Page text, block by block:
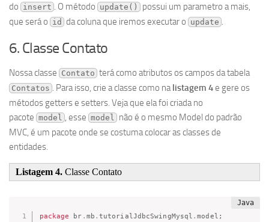
do insert . O método update()
possui um parametro a mais,
que será o id da coluna que iremos executar o update
6. Classe Contato
Nossa classe Contato terá como atributos os campos da tabela
Contatos . Para isso, crie a classe como na listagem 4e gere os
métodos getters e setters. Veja que ela foi criada no
pacote model , esse model
não é o mesmo Model do padrão
MVC, é um pacote onde se costuma colocar as classes de
entidades.
Listagem 4. Classe Contato
package br . mb . tutorialJdbcSwingMysql .model ;